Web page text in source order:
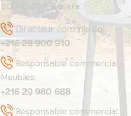
BOURGUIBA, Soukra
Directeur commercial:
+216 29 900 910
Responsable commercial
Meubles:
+216 29 980 688
Responsable commercial: